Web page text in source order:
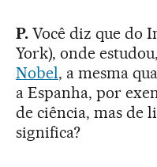
P.Você diz que do
York), onde
Nobel, a mesma
a Espanha, por
de ciência, mas de
significa?